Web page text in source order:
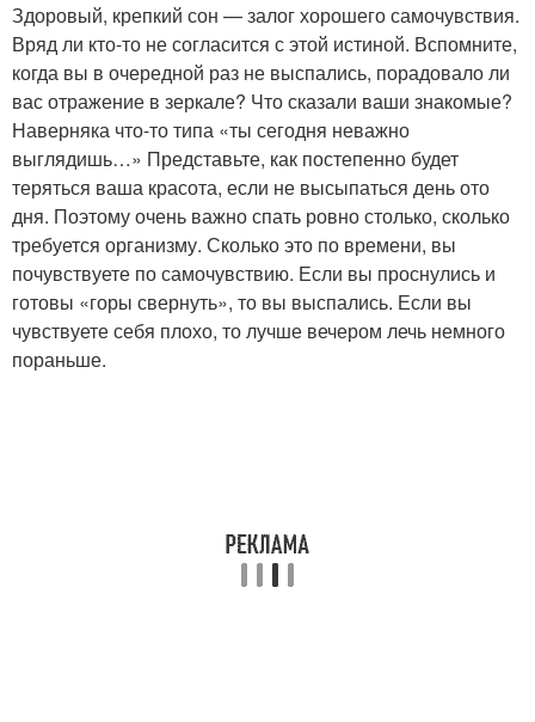
Здоровый, крепкий сон — залог хорошего самочувствия.
Вряд ли кто-то не согласится с этой истиной. Вспомните,
когда вы в очередной раз не выспались, порадовало ли
вас отражение в зеркале? Что сказали ваши знакомые?
Наверняка что-то типа «ты сегодня неважно
выглядишь…» Представьте, как постепенно будет
теряться ваша красота, если не высыпаться день ото
дня. Поэтому очень важно спать ровно столько, сколько
требуется организму. Сколько это по времени, вы
почувствуете по самочувствию. Если вы проснулись и
готовы «горы свернуть», то вы выспались. Если вы
чувствуете себя плохо, то лучше вечером лечь немного
пораньше.